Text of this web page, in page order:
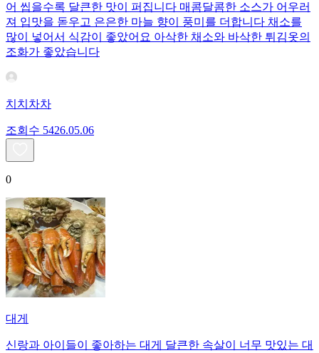
어 씹을수록 달큰한 맛이 퍼집니다 매콤달콤한 소스가 어우러
져 입맛을 돋우고 은은한 마늘 향이 풍미를 더합니다 채소를
많이 넣어서 식감이 좋았어요 아삭한 채소와 바삭한 튀김옷의
조화가 좋았습니다
치치차차
조회수 5426.05.06
0
대게
신랑과 아이들이 좋아하는 대게 달큰한 속살이 너무 맛있는 대